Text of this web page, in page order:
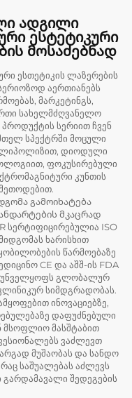
Ადგილი
Ესტეტიკური
Მოსაძებნად
ესთეტიკის ლაზერების
აერთიანებს
მარკეტინგს,
სახელმძღვანელო
პროდუქტის სერიით ჩვენ
სპექტრში მოცული
დიოდული
ფოკუსირებული
კუნთის
გამოიხატება
მკაცრად
სერტიფიცირებულია ISO
ხარისხით
წარმოებაზე
CE და აშშ-ის FDA
გლობალურ
სიმდგრადობას.
ინოვაციებზე,
დაფუძნებული
მსოფლიო მასშტაბით
ვაძლევთ
მუშაობას და სანდო
საშუალებას აძლევს
გარდამავალი შედეგების